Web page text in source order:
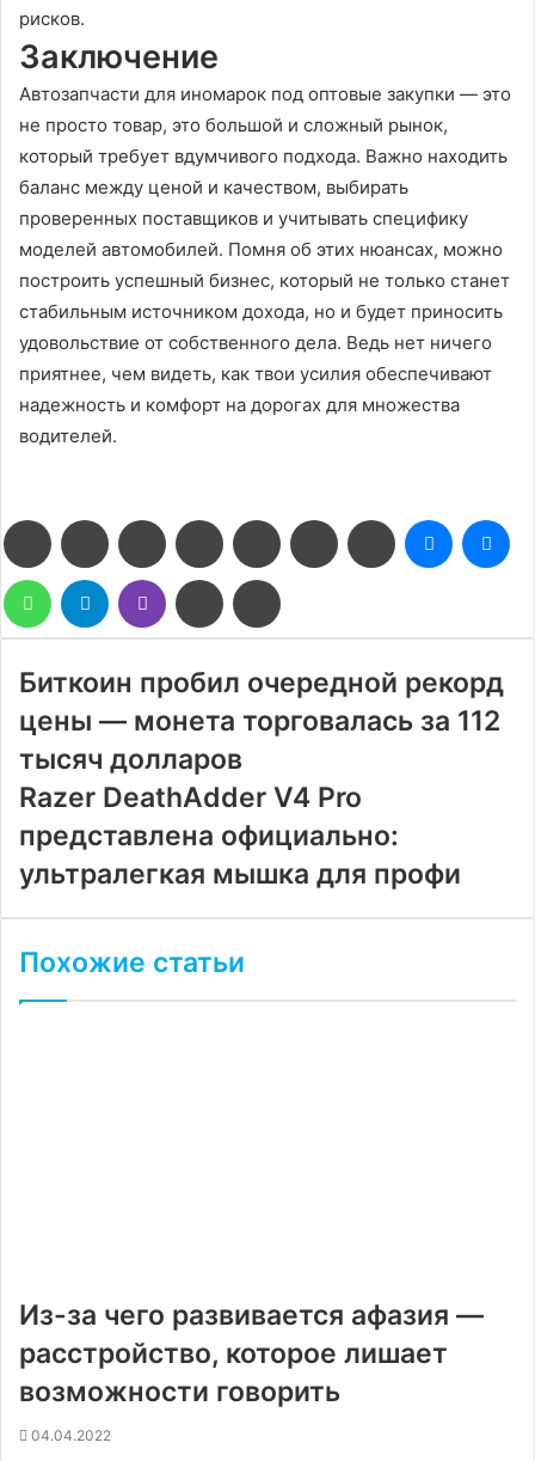
рисков.
Заключение
Автозапчасти для иномарок под оптовые закупки — это
не просто товар, это большой и сложный рынок,
который требует вдумчивого подхода. Важно находить
баланс между ценой и качеством, выбирать
проверенных поставщиков и учитывать специфику
моделей автомобилей. Помня об этих нюансах, можно
построить успешный бизнес, который не только станет
стабильным источником дохода, но и будет приносить
удовольствие от собственного дела. Ведь нет ничего
приятнее, чем видеть, как твои усилия обеспечивают
надежность и комфорт на дорогах для множества
водителей.
FacebookTwitter LinkedIn Pinterest Reddit ВконтактеОдноклассники
Messenger
WhatsAppTelegram Viber
Поделиться
через
электронную
Биткоин пробил очередной рекорд
цены — монета торговалась за 112
тысяч долларов
Razer DeathAdder V4 Pro
представлена официально:
ультралегкая мышка для профи
Похожие статьи
Из-за чего развивается афазия —
расстройство, которое лишает
возможности говорить
04.04.2022